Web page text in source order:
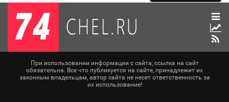
При использовании информации с сайта, ссылка на сайт
обязательна. Все что публикуется на сайте, принадлежит их
законным владельцам, автор сайта не несет ответственность за
их использование!